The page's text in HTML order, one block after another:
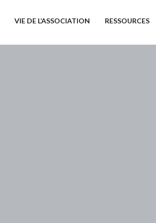
VIE DE L’ASSOCIATION RESSOURCES